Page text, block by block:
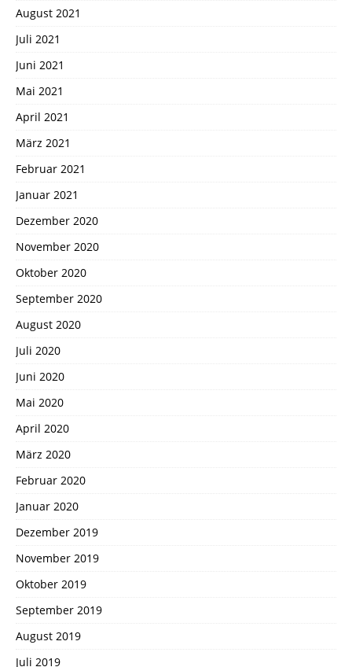
August 2021
Juli 2021
Juni 2021
Mai 2021
April 2021
März 2021
Februar 2021
Januar 2021
Dezember 2020
November 2020
Oktober 2020
September 2020
August 2020
Juli 2020
Juni 2020
Mai 2020
April 2020
März 2020
Februar 2020
Januar 2020
Dezember 2019
November 2019
Oktober 2019
September 2019
August 2019
Juli 2019